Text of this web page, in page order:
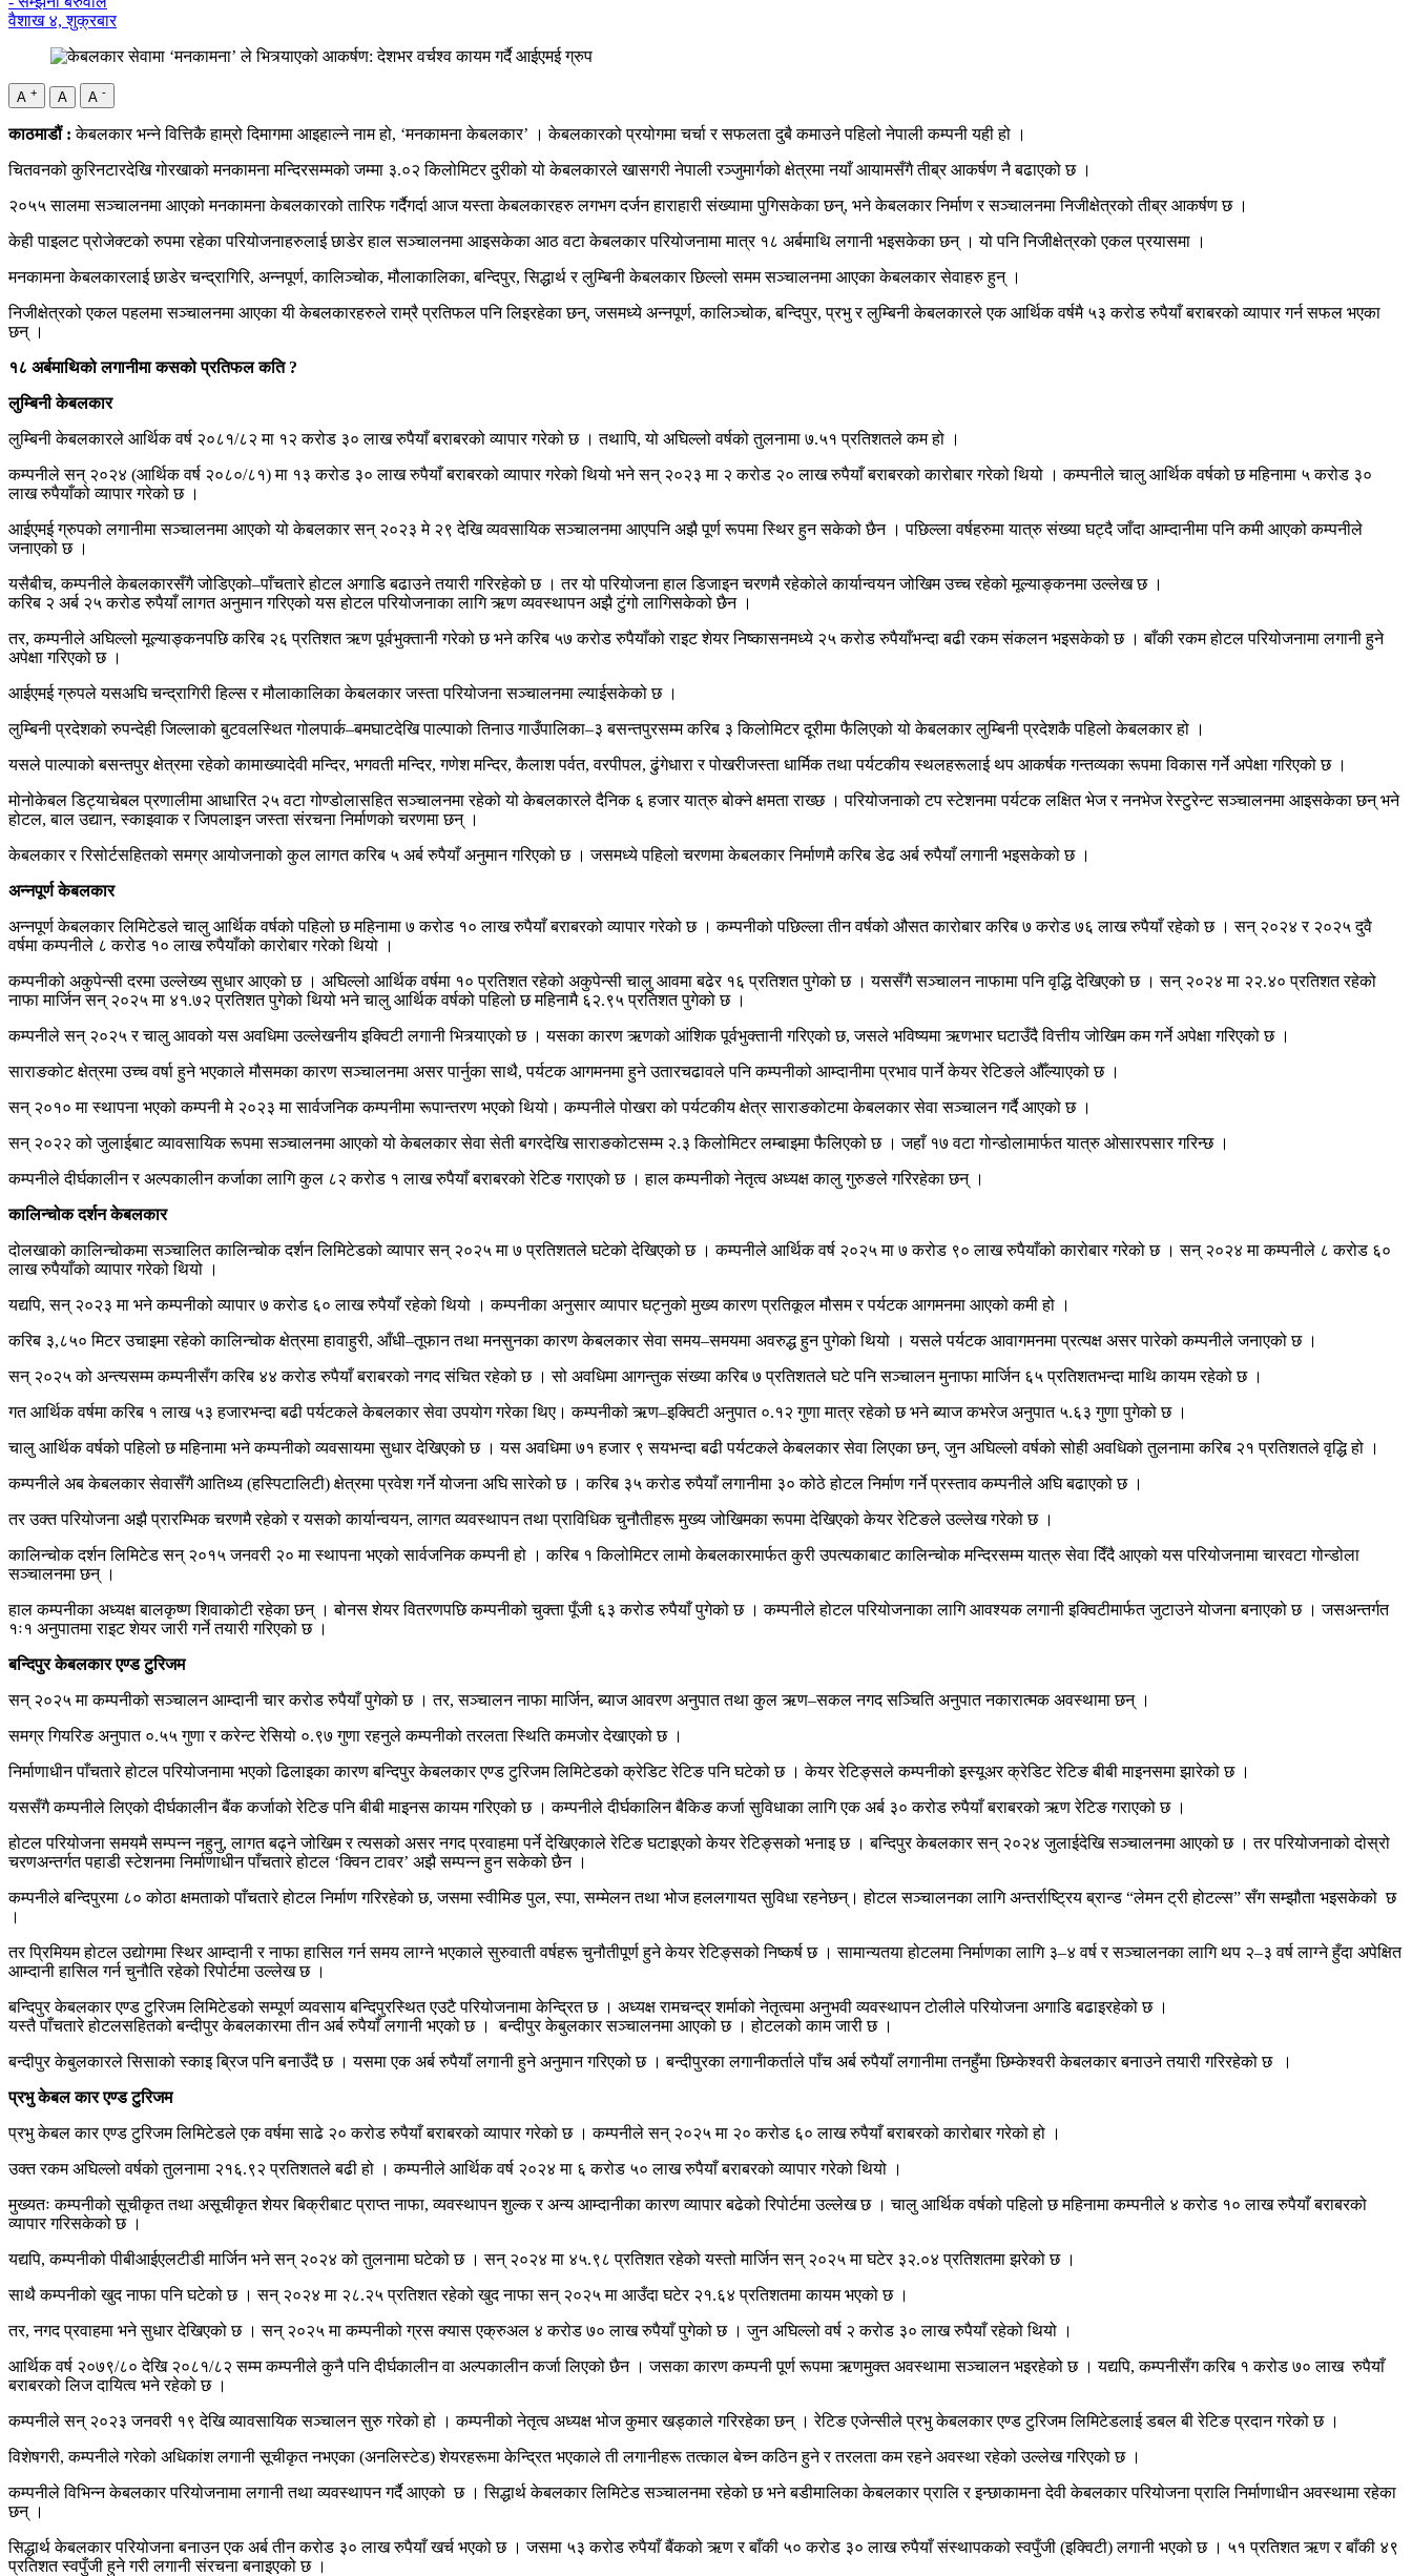
वैशाख ४, शुक्रबार
A + A A -
काठमाडौं : केबलकार भन्ने वित्तिकै हाम्रो दिमागमा आइहाल्ने नाम हो, ‘मनकामना केबलकार’ । केबलकारको प्रयोगमा चर्चा र सफलता दुबै कमाउने पहिलो नेपाली कम्पनी यही हो ।
चितवनको कुरिनटारदेखि गोरखाको मनकामना मन्दिरसम्मको जम्मा ३.०२ किलोमिटर दुरीको यो केबलकारले खासगरी नेपाली रञ्जुमार्गको क्षेत्रमा नयाँ आयामसँगै तीब्र आकर्षण नै बढाएको छ ।
२०५५ सालमा सञ्चालनमा आएको मनकामना केबलकारको तारिफ गर्दैगर्दा आज यस्ता केबलकारहरु लगभग दर्जन हाराहारी संख्यामा पुगिसकेका छन्, भने केबलकार निर्माण र सञ्चालनमा निजीक्षेत्रको तीब्र आकर्षण छ ।
केही पाइलट प्रोजेक्टको रुपमा रहेका परियोजनाहरुलाई छाडेर हाल सञ्चालनमा आइसकेका आठ वटा केबलकार परियोजनामा मात्र १८ अर्बमाथि लगानी भइसकेका छन् । यो पनि निजीक्षेत्रको एकल प्रयासमा ।
मनकामना केबलकारलाई छाडेर चन्द्रागिरि, अन्नपूर्ण, कालिञ्चोक, मौलाकालिका, बन्दिपुर, सिद्धार्थ र लुम्बिनी केबलकार छिल्लो समम सञ्चालनमा आएका केबलकार सेवाहरु हुन् ।
निजीक्षेत्रको एकल पहलमा सञ्चालनमा आएका यी केबलकारहरुले राम्रै प्रतिफल पनि लिइरहेका छन्, जसमध्ये अन्नपूर्ण, कालिञ्चोक, बन्दिपुर, प्रभु र लुम्बिनी केबलकारले एक आर्थिक वर्षमै ५३ करोड रुपैयाँ बराबरको व्यापार गर्न सफल भएका
छन् ।
१८ अर्बमाथिको लगानीमा कसको प्रतिफल कति ?
लुम्बिनी केबलकार
लुम्बिनी केबलकारले आर्थिक वर्ष २०८१/८२ मा १२ करोड ३० लाख रुपैयाँ बराबरको व्यापार गरेको छ । तथापि, यो अघिल्लो वर्षको तुलनामा ७.५१ प्रतिशतले कम हो ।
कम्पनीले सन् २०२४ (आर्थिक वर्ष २०८०/८१) मा १३ करोड ३० लाख रुपैयाँ बराबरको व्यापार गरेको थियो भने सन् २०२३ मा २ करोड २० लाख रुपैयाँ बराबरको कारोबार गरेको थियो । कम्पनीले चालु आर्थिक वर्षको छ महिनामा ५ करोड ३०
लाख रुपैयाँको व्यापार गरेको छ ।
आईएमई ग्रुपको लगानीमा सञ्चालनमा आएको यो केबलकार सन् २०२३ मे २९ देखि व्यवसायिक सञ्चालनमा आएपनि अझै पूर्ण रूपमा स्थिर हुन सकेको छैन । पछिल्ला वर्षहरुमा यात्रु संख्या घट्दै जाँदा आम्दानीमा पनि कमी आएको कम्पनीले
जनाएको छ ।
यसैबीच, कम्पनीले केबलकारसँगै जोडिएको–पाँचतारे होटल अगाडि बढाउने तयारी गरिरहेको छ । तर यो परियोजना हाल डिजाइन चरणमै रहेकोले कार्यान्वयन जोखिम उच्च रहेको मूल्याङ्कनमा उल्लेख छ ।
करिब २ अर्ब २५ करोड रुपैयाँ लागत अनुमान गरिएको यस होटल परियोजनाका लागि ऋण व्यवस्थापन अझै टुंगो लागिसकेको छैन ।
तर, कम्पनीले अघिल्लो मूल्याङ्कनपछि करिब २६ प्रतिशत ऋण पूर्वभुक्तानी गरेको छ भने करिब ५७ करोड रुपैयाँको राइट शेयर निष्कासनमध्ये २५ करोड रुपैयाँभन्दा बढी रकम संकलन भइसकेको छ । बाँकी रकम होटल परियोजनामा लगानी हुने
अपेक्षा गरिएको छ ।
आईएमई ग्रुपले यसअघि चन्द्रागिरी हिल्स र मौलाकालिका केबलकार जस्ता परियोजना सञ्चालनमा ल्याईसकेको छ ।
लुम्बिनी प्रदेशको रुपन्देही जिल्लाको बुटवलस्थित गोलपार्क–बमघाटदेखि पाल्पाको तिनाउ गाउँपालिका–३ बसन्तपुरसम्म करिब ३ किलोमिटर दूरीमा फैलिएको यो केबलकार लुम्बिनी प्रदेशकै पहिलो केबलकार हो ।
यसले पाल्पाको बसन्तपुर क्षेत्रमा रहेको कामाख्यादेवी मन्दिर, भगवती मन्दिर, गणेश मन्दिर, कैलाश पर्वत, वरपीपल, ढुंगेधारा र पोखरीजस्ता धार्मिक तथा पर्यटकीय स्थलहरूलाई थप आकर्षक गन्तव्यका रूपमा विकास गर्ने अपेक्षा गरिएको छ ।
मोनोकेबल डिट्याचेबल प्रणालीमा आधारित २५ वटा गोण्डोलासहित सञ्चालनमा रहेको यो केबलकारले दैनिक ६ हजार यात्रु बोक्ने क्षमता राख्छ । परियोजनाको टप स्टेशनमा पर्यटक लक्षित भेज र ननभेज रेस्टुरेन्ट सञ्चालनमा आइसकेका छन् भने
होटल, बाल उद्यान, स्काइवाक र जिपलाइन जस्ता संरचना निर्माणको चरणमा छन् ।
केबलकार र रिसोर्टसहितको समग्र आयोजनाको कुल लागत करिब ५ अर्ब रुपैयाँ अनुमान गरिएको छ । जसमध्ये पहिलो चरणमा केबलकार निर्माणमै करिब डेढ अर्ब रुपैयाँ लगानी भइसकेको छ ।
अन्नपूर्ण केबलकार
अन्नपूर्ण केबलकार लिमिटेडले चालु आर्थिक वर्षको पहिलो छ महिनामा ७ करोड १० लाख रुपैयाँ बराबरको व्यापार गरेको छ । कम्पनीको पछिल्ला तीन वर्षको औसत कारोबार करिब ७ करोड ७६ लाख रुपैयाँ रहेको छ । सन् २०२४ र २०२५ दुवै
वर्षमा कम्पनीले ८ करोड १० लाख रुपैयाँको कारोबार गरेको थियो ।
कम्पनीको अकुपेन्सी दरमा उल्लेख्य सुधार आएको छ । अघिल्लो आर्थिक वर्षमा १० प्रतिशत रहेको अकुपेन्सी चालु आवमा बढेर १६ प्रतिशत पुगेको छ । यससँगै सञ्चालन नाफामा पनि वृद्धि देखिएको छ । सन् २०२४ मा २२.४० प्रतिशत रहेको
नाफा मार्जिन सन् २०२५ मा ४१.७२ प्रतिशत पुगेको थियो भने चालु आर्थिक वर्षको पहिलो छ महिनामै ६२.९५ प्रतिशत पुगेको छ ।
कम्पनीले सन् २०२५ र चालु आवको यस अवधिमा उल्लेखनीय इक्विटी लगानी भित्र्याएको छ । यसका कारण ऋणको आंशिक पूर्वभुक्तानी गरिएको छ, जसले भविष्यमा ऋणभार घटाउँदै वित्तीय जोखिम कम गर्ने अपेक्षा गरिएको छ ।
साराङकोट क्षेत्रमा उच्च वर्षा हुने भएकाले मौसमका कारण सञ्चालनमा असर पार्नुका साथै, पर्यटक आगमनमा हुने उतारचढावले पनि कम्पनीको आम्दानीमा प्रभाव पार्ने केयर रेटिङले औँल्याएको छ ।
सन् २०१० मा स्थापना भएको कम्पनी मे २०२३ मा सार्वजनिक कम्पनीमा रूपान्तरण भएको थियो। कम्पनीले पोखरा को पर्यटकीय क्षेत्र साराङकोटमा केबलकार सेवा सञ्चालन गर्दै आएको छ ।
सन् २०२२ को जुलाईबाट व्यावसायिक रूपमा सञ्चालनमा आएको यो केबलकार सेवा सेती बगरदेखि साराङकोटसम्म २.३ किलोमिटर लम्बाइमा फैलिएको छ । जहाँ १७ वटा गोन्डोलामार्फत यात्रु ओसारपसार गरिन्छ ।
कम्पनीले दीर्घकालीन र अल्पकालीन कर्जाका लागि कुल ८२ करोड १ लाख रुपैयाँ बराबरको रेटिङ गराएको छ । हाल कम्पनीको नेतृत्व अध्यक्ष कालु गुरुङले गरिरहेका छन् ।
कालिन्चोक दर्शन केबलकार
दोलखाको कालिन्चोकमा सञ्चालित कालिन्चोक दर्शन लिमिटेडको व्यापार सन् २०२५ मा ७ प्रतिशतले घटेको देखिएको छ । कम्पनीले आर्थिक वर्ष २०२५ मा ७ करोड ९० लाख रुपैयाँको कारोबार गरेको छ । सन् २०२४ मा कम्पनीले ८ करोड ६०
लाख रुपैयाँको व्यापार गरेको थियो ।
यद्यपि, सन् २०२३ मा भने कम्पनीको व्यापार ७ करोड ६० लाख रुपैयाँ रहेको थियो । कम्पनीका अनुसार व्यापार घट्नुको मुख्य कारण प्रतिकूल मौसम र पर्यटक आगमनमा आएको कमी हो ।
करिब ३,८५० मिटर उचाइमा रहेको कालिन्चोक क्षेत्रमा हावाहुरी, आँधी–तूफान तथा मनसुनका कारण केबलकार सेवा समय–समयमा अवरुद्ध हुन पुगेको थियो । यसले पर्यटक आवागमनमा प्रत्यक्ष असर पारेको कम्पनीले जनाएको छ ।
सन् २०२५ को अन्त्यसम्म कम्पनीसँग करिब ४४ करोड रुपैयाँ बराबरको नगद संचित रहेको छ । सो अवधिमा आगन्तुक संख्या करिब ७ प्रतिशतले घटे पनि सञ्चालन मुनाफा मार्जिन ६५ प्रतिशतभन्दा माथि कायम रहेको छ ।
गत आर्थिक वर्षमा करिब १ लाख ५३ हजारभन्दा बढी पर्यटकले केबलकार सेवा उपयोग गरेका थिए। कम्पनीको ऋण–इक्विटी अनुपात ०.१२ गुणा मात्र रहेको छ भने ब्याज कभरेज अनुपात ५.६३ गुणा पुगेको छ ।
चालु आर्थिक वर्षको पहिलो छ महिनामा भने कम्पनीको व्यवसायमा सुधार देखिएको छ । यस अवधिमा ७१ हजार ९ सयभन्दा बढी पर्यटकले केबलकार सेवा लिएका छन्, जुन अघिल्लो वर्षको सोही अवधिको तुलनामा करिब २१ प्रतिशतले वृद्धि हो ।
कम्पनीले अब केबलकार सेवासँगै आतिथ्य (हस्पिटालिटी) क्षेत्रमा प्रवेश गर्ने योजना अघि सारेको छ । करिब ३५ करोड रुपैयाँ लगानीमा ३० कोठे होटल निर्माण गर्ने प्रस्ताव कम्पनीले अघि बढाएको छ ।
तर उक्त परियोजना अझै प्रारम्भिक चरणमै रहेको र यसको कार्यान्वयन, लागत व्यवस्थापन तथा प्राविधिक चुनौतीहरू मुख्य जोखिमका रूपमा देखिएको केयर रेटिङले उल्लेख गरेको छ ।
कालिन्चोक दर्शन लिमिटेड सन् २०१५ जनवरी २० मा स्थापना भएको सार्वजनिक कम्पनी हो । करिब १ किलोमिटर लामो केबलकारमार्फत कुरी उपत्यकाबाट कालिन्चोक मन्दिरसम्म यात्रु सेवा दिँदै आएको यस परियोजनामा चारवटा गोन्डोला
सञ्चालनमा छन् ।
हाल कम्पनीका अध्यक्ष बालकृष्ण शिवाकोटी रहेका छन् । बोनस शेयर वितरणपछि कम्पनीको चुक्ता पूँजी ६३ करोड रुपैयाँ पुगेको छ । कम्पनीले होटल परियोजनाका लागि आवश्यक लगानी इक्विटीमार्फत जुटाउने योजना बनाएको छ । जसअन्तर्गत
१ः१ अनुपातमा राइट शेयर जारी गर्ने तयारी गरिएको छ ।
बन्दिपुर केबलकार एण्ड टुरिजम
सन् २०२५ मा कम्पनीको सञ्चालन आम्दानी चार करोड रुपैयाँ पुगेको छ । तर, सञ्चालन नाफा मार्जिन, ब्याज आवरण अनुपात तथा कुल ऋण–सकल नगद सञ्चिति अनुपात नकारात्मक अवस्थामा छन् ।
समग्र गियरिङ अनुपात ०.५५ गुणा र करेन्ट रेसियो ०.९७ गुणा रहनुले कम्पनीको तरलता स्थिति कमजोर देखाएको छ ।
निर्माणाधीन पाँचतारे होटल परियोजनामा भएको ढिलाइका कारण बन्दिपुर केबलकार एण्ड टुरिजम लिमिटेडको क्रेडिट रेटिङ पनि घटेको छ । केयर रेटिङ्सले कम्पनीको इस्यूअर क्रेडिट रेटिङ बीबी माइनसमा झारेको छ ।
यससँगै कम्पनीले लिएको दीर्घकालीन बैंक कर्जाको रेटिङ पनि बीबी माइनस कायम गरिएको छ । कम्पनीले दीर्घकालिन बैकिङ कर्जा सुविधाका लागि एक अर्ब ३० करोड रुपैयाँ बराबरको ऋण रेटिङ गराएको छ ।
होटल परियोजना समयमै सम्पन्न नहुनु, लागत बढ्ने जोखिम र त्यसको असर नगद प्रवाहमा पर्ने देखिएकाले रेटिङ घटाइएको केयर रेटिङ्सको भनाइ छ । बन्दिपुर केबलकार सन् २०२४ जुलाईदेखि सञ्चालनमा आएको छ । तर परियोजनाको दोस्रो
चरणअन्तर्गत पहाडी स्टेशनमा निर्माणाधीन पाँचतारे होटल ‘क्विन टावर’ अझै सम्पन्न हुन सकेको छैन ।
कम्पनीले बन्दिपुरमा ८० कोठा क्षमताको पाँचतारे होटल निर्माण गरिरहेको छ, जसमा स्वीमिङ पुल, स्पा, सम्मेलन तथा भोज हललगायत सुविधा रहनेछन्। होटल सञ्चालनका लागि अन्तर्राष्ट्रिय ब्रान्ड “लेमन ट्री होटल्स” सँग सम्झौता भइसकेको छ
।
तर प्रिमियम होटल उद्योगमा स्थिर आम्दानी र नाफा हासिल गर्न समय लाग्ने भएकाले सुरुवाती वर्षहरू चुनौतीपूर्ण हुने केयर रेटिङ्सको निष्कर्ष छ । सामान्यतया होटलमा निर्माणका लागि ३–४ वर्ष र सञ्चालनका लागि थप २–३ वर्ष लाग्ने हुँदा अपेक्षित
आम्दानी हासिल गर्न चुनौति रहेको रिपोर्टमा उल्लेख छ ।
बन्दिपुर केबलकार एण्ड टुरिजम लिमिटेडको सम्पूर्ण व्यवसाय बन्दिपुरस्थित एउटै परियोजनामा केन्द्रित छ । अध्यक्ष रामचन्द्र शर्माको नेतृत्वमा अनुभवी व्यवस्थापन टोलीले परियोजना अगाडि बढाइरहेको छ ।
यस्तै पाँचतारे होटलसहितको बन्दीपुर केबलकारमा तीन अर्ब रुपैयाँ लगानी भएको छ । बन्दीपुर केबुलकार सञ्चालनमा आएको छ । होटलको काम जारी छ ।
बन्दीपुर केबुलकारले सिसाको स्काइ ब्रिज पनि बनाउँदै छ । यसमा एक अर्ब रुपैयाँ लगानी हुने अनुमान गरिएको छ । बन्दीपुरका लगानीकर्ताले पाँच अर्ब रुपैयाँ लगानीमा तनहुँमा छिम्केश्वरी केबलकार बनाउने तयारी गरिरहेको छ ।
प्रभु केबल कार एण्ड टुरिजम
प्रभु केबल कार एण्ड टुरिजम लिमिटेडले एक वर्षमा साढे २० करोड रुपैयाँ बराबरको व्यापार गरेको छ । कम्पनीले सन् २०२५ मा २० करोड ६० लाख रुपैयाँ बराबरको कारोबार गरेको हो ।
उक्त रकम अघिल्लो वर्षको तुलनामा २१६.९२ प्रतिशतले बढी हो । कम्पनीले आर्थिक वर्ष २०२४ मा ६ करोड ५० लाख रुपैयाँ बराबरको व्यापार गरेको थियो ।
मुख्यतः कम्पनीको सूचीकृत तथा असूचीकृत शेयर बिक्रीबाट प्राप्त नाफा, व्यवस्थापन शुल्क र अन्य आम्दानीका कारण व्यापार बढेको रिपोर्टमा उल्लेख छ । चालु आर्थिक वर्षको पहिलो छ महिनामा कम्पनीले ४ करोड १० लाख रुपैयाँ बराबरको
व्यापार गरिसकेको छ ।
यद्यपि, कम्पनीको पीबीआईएलटीडी मार्जिन भने सन् २०२४ को तुलनामा घटेको छ । सन् २०२४ मा ४५.९८ प्रतिशत रहेको यस्तो मार्जिन सन् २०२५ मा घटेर ३२.०४ प्रतिशतमा झरेको छ ।
साथै कम्पनीको खुद नाफा पनि घटेको छ । सन् २०२४ मा २८.२५ प्रतिशत रहेको खुद नाफा सन् २०२५ मा आउँदा घटेर २१.६४ प्रतिशतमा कायम भएको छ ।
तर, नगद प्रवाहमा भने सुधार देखिएको छ । सन् २०२५ मा कम्पनीको ग्रस क्यास एक्रुअल ४ करोड ७० लाख रुपैयाँ पुगेको छ । जुन अघिल्लो वर्ष २ करोड ३० लाख रुपैयाँ रहेको थियो ।
आर्थिक वर्ष २०७९/८० देखि २०८१/८२ सम्म कम्पनीले कुनै पनि दीर्घकालीन वा अल्पकालीन कर्जा लिएको छैन । जसका कारण कम्पनी पूर्ण रूपमा ऋणमुक्त अवस्थामा सञ्चालन भइरहेको छ । यद्यपि, कम्पनीसँग करिब १ करोड ७० लाख रुपैयाँ
बराबरको लिज दायित्व भने रहेको छ ।
कम्पनीले सन् २०२३ जनवरी १९ देखि व्यावसायिक सञ्चालन सुरु गरेको हो । कम्पनीको नेतृत्व अध्यक्ष भोज कुमार खड्काले गरिरहेका छन् । रेटिङ एजेन्सीले प्रभु केबलकार एण्ड टुरिजम लिमिटेडलाई डबल बी रेटिङ प्रदान गरेको छ ।
विशेषगरी, कम्पनीले गरेको अधिकांश लगानी सूचीकृत नभएका (अनलिस्टेड) शेयरहरूमा केन्द्रित भएकाले ती लगानीहरू तत्काल बेच्न कठिन हुने र तरलता कम रहने अवस्था रहेको उल्लेख गरिएको छ ।
कम्पनीले विभिन्न केबलकार परियोजनामा लगानी तथा व्यवस्थापन गर्दै आएको छ । सिद्धार्थ केबलकार लिमिटेड सञ्चालनमा रहेको छ भने बडीमालिका केबलकार प्रालि र इन्छाकामना देवी केबलकार परियोजना प्रालि निर्माणाधीन अवस्थामा रहेका
छन् ।
सिद्धार्थ केबलकार परियोजना बनाउन एक अर्ब तीन करोड ३० लाख रुपैयाँ खर्च भएको छ । जसमा ५३ करोड रुपैयाँ बैंकको ऋण र बाँकी ५० करोड ३० लाख रुपैयाँ संस्थापकको स्वपुँजी (इक्विटी) लगानी भएको छ । ५१ प्रतिशत ऋण र बाँकी ४९
प्रतिशत स्वपुँजी हुने गरी लगानी संरचना बनाइएको छ ।